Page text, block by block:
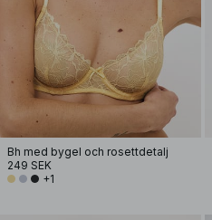
Bh med bygel och rosettdetalj
249 SEK
+1